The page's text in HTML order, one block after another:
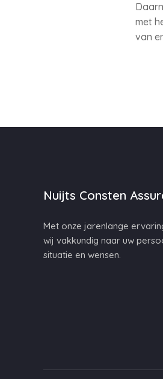
met
van
Nuijts Consten
Met onze jarenlange
wij vakkundig naar uw
situatie en wensen.